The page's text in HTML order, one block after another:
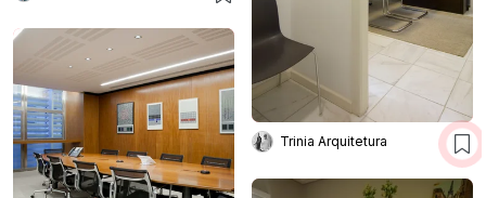
Trinia Arquitetura